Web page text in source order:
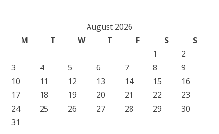
August 2026
M
T W T F S
S
1
2
3
4 5 6 7 8
9
10
11 12 13 14 15
16
17
18 19 20 21 22
23
24
25 26 27 28 29
30
31